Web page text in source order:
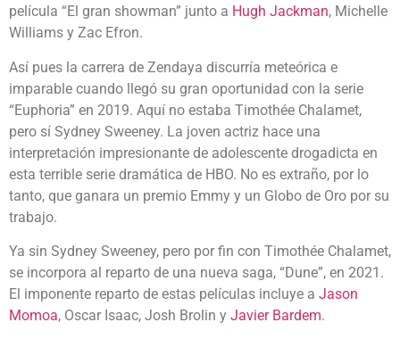
película “El gran showman” junto a Hugh Jackman, Michelle
Williams y Zac Efron.
Así pues la carrera de Zendaya discurría meteórica e
imparable cuando llegó su gran oportunidad con la serie
“Euphoria” en 2019. Aquí no estaba Timothée Chalamet,
pero sí Sydney Sweeney. La joven actriz hace una
interpretación impresionante de adolescente drogadicta en
esta terrible serie dramática de HBO. No es extraño, por lo
tanto, que ganara un premio Emmy y un Globo de Oro por su
trabajo.
Ya sin Sydney Sweeney, pero por fin con Timothée Chalamet,
se incorpora al reparto de una nueva saga, “Dune”, en 2021.
El imponente reparto de estas películas incluye a Jason
Momoa, Oscar Isaac, Josh Brolin y Javier Bardem.